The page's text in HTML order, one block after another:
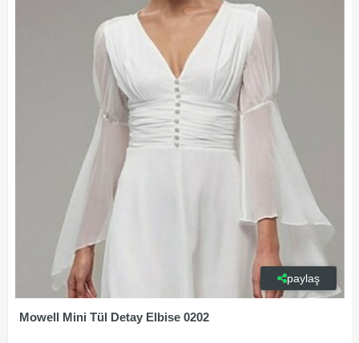
paylaş
Mowell Mini Tül Detay Elbise 0202